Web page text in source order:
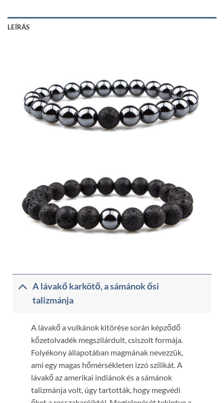
LEÍRÁS
A lávakő karkötő, a sámánok ősi
talizmánja
A lávakő a vulkánok kitörése során képződő
kőzetolvadék megszilárdult, csiszolt formája.
Folyékony állapotában magmának nevezzük,
ami egy magas hőmérsékleten izzó szilikát. A
lávakő az amerikai indiánok és a sámánok
talizmánja volt, úgy tartották, hogy megvédi